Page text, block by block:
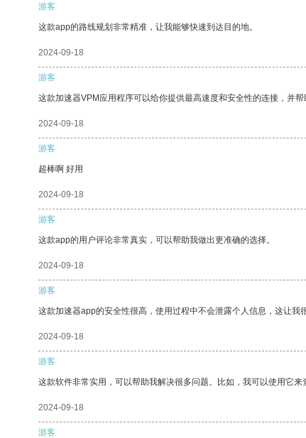
游客
这款app的路线规划非常精准，让我能够快速到达目的地。
2024-09-18
游客
这款加速器VPM应用程序可以给你提供最高速度和安全性的连接，并帮
2024-09-18
游客
超棒啊 好用
2024-09-18
游客
这款app的用户评论非常真实，可以帮助我做出更准确的选择。
2024-09-18
游客
这款加速器app的安全性很高，使用过程中不会泄露个人信息，这让我
2024-09-18
游客
这款软件非常实用，可以帮助我解决很多问题。比如，我可以使用它来
2024-09-18
游客